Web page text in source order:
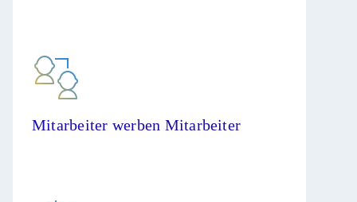
Mitarbeiter werben Mitarbeiter